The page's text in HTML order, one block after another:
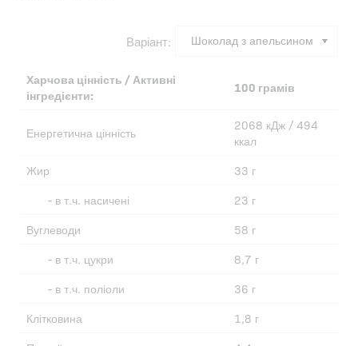
Варіант:
Харчова цінність / Активні
інгредієнти:
100 грамів
Енергетична цінність
2068 кДж / 494
ккал
Жир
33 г
- в т.ч. насичені
23 г
Вуглеводи
58 г
- в т.ч. цукри
8,7 г
- в т.ч. поліоли
36 г
Клітковина
1,8 г